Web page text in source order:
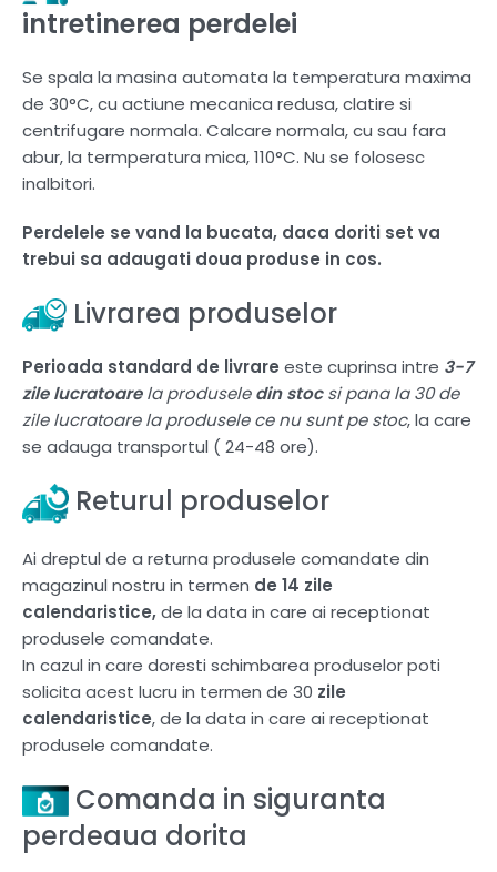
intretinerea perdelei
Se spala la masina automata la temperatura maxima
de 30°C, cu actiune mecanica redusa, clatire si
centrifugare normala. Calcare normala, cu sau fara
abur, la termperatura mica, 110°C. Nu se folosesc
inalbitori.
Perdelele se vand la bucata, daca doriti set va
trebui sa adaugati doua produse in cos.
Livrarea produselor
Perioada standard de livrare este cuprinsa intre 3-7
zile lucratoarela produseledin stocsi pana la 30 de
zile lucratoare la produsele ce nu sunt pe stoc, la care
se adauga transportul ( 24-48 ore).
Returul produselor
Ai dreptul de a returna produsele comandate din
magazinul nostru in termen de 14 zile
calendaristice,de la data in care ai receptionat
produsele comandate.
In cazul in care doresti schimbarea produselor poti
solicita acest lucru in termen de 30 zile
calendaristice, de la data in care ai receptionat
produsele comandate.
Comanda in siguranta
perdeaua dorita